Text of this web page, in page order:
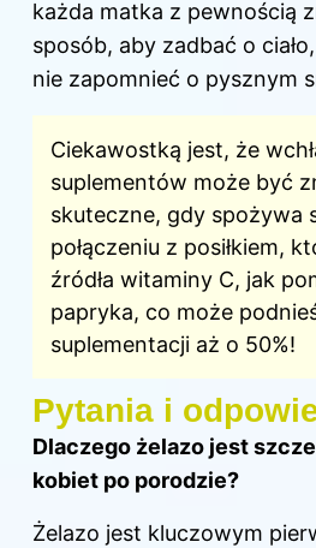
każda matka z pewnością
sposób, aby zadbać o
nie zapomnieć o pysznym
Ciekawostką jest, że
suplementów może być
skuteczne, gdy spożywa
połączeniu z posiłkiem,
źródła witaminy C, jak
papryka, co może
suplementacji aż o 50%!
Pytania i
Dlaczego żelazo jest
kobiet po porodzie?
Żelazo jest kluczowym